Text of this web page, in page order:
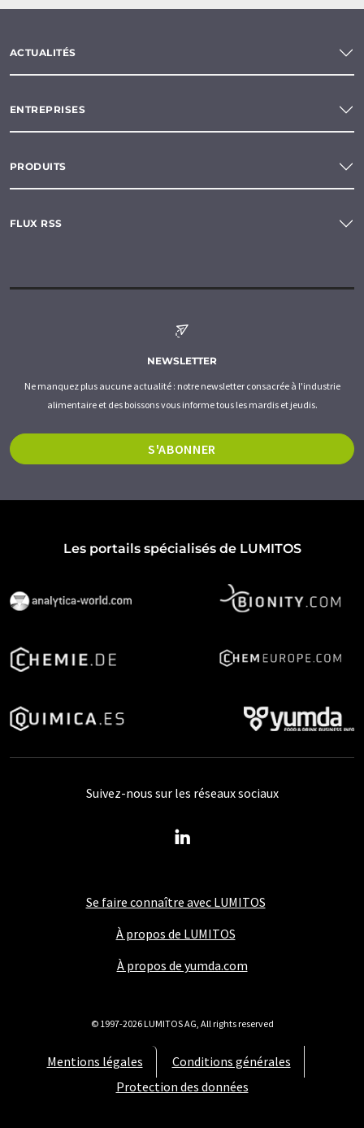
ACTUALITÉS
ENTREPRISES
PRODUITS
FLUX RSS
NEWSLETTER
Ne manquez plus aucune actualité : notre newsletter consacrée à l'industrie
alimentaire et des boissons vous informe tous les mardis et jeudis.
S'ABONNER
Les portails spécialisés de LUMITOS
Se faire connaître avec LUMITOS
À propos de LUMITOS
À propos de yumda.com
Mentions légales
Conditions générales
Protection des données
Suivez-nous sur les réseaux sociaux
© 1997-2026 LUMITOS AG, All rights reserved